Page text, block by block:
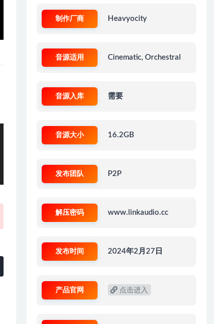
制作厂商 Heavyocity
音源适用 Cinematic, Orchestral
音源入库 需要
音源大小 16.2GB
发布团队 P2P
解压密码 www.linkaudio.cc
发布时间 2024年2月27日
产品官网 点击进入